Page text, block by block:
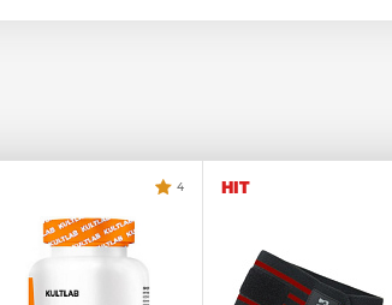
4 HIT